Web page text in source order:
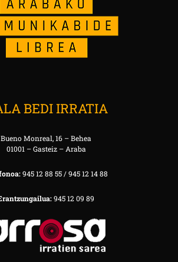
BEDI IRRATIA
Bueno Monreal, 16 – Behea
01001 – Gasteiz – Araba
945 12 88 55 / 945 12 14 88
945 12 09 89